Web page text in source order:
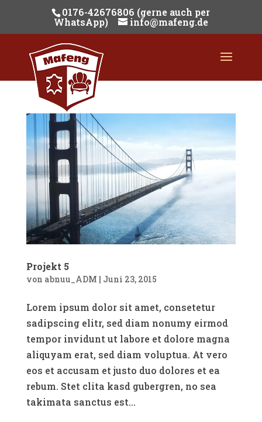
0176-42676806 (gerne auch per
WhatsApp)
info@mafeng.de
Projekt 5
von abnuu_ADM | Juni 23, 2015
Lorem ipsum dolor sit amet, consetetur
sadipscing elitr, sed diam nonumy eirmod
tempor invidunt ut labore et dolore magna
aliquyam erat, sed diam voluptua. At vero
eos et accusam et justo duo dolores et ea
rebum. Stet clita kasd gubergren, no sea
takimata sanctus est...